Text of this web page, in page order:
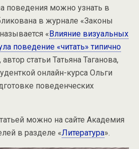
поведения можно узнать в
в журнале «Законы
«Влияние визуальных
поведение «читать» типично
автор статьи Татьяна Таганова,
онлайн-курса Ольги
поведенческих
можно на сайте Академия
в разделе «Литература».